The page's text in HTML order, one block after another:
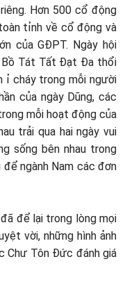
Hơn 500 cổ động
tỉnh về cổ động và
của GĐPT. Ngày hội
Bồ Tát Tất Đạt Đa thổi
ỉ cháy trong mỗi người
của ngày Dũng, các
mỗi hoạt động của
trải qua hai ngày vui
sống bên nhau trong
ngành Nam các đơn
để lại trong lòng mọi
vời, những hình ảnh
Chư Tôn Đức đánh giá